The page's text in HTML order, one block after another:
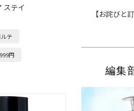
ステイ
テ
円
【お詫びと
編集